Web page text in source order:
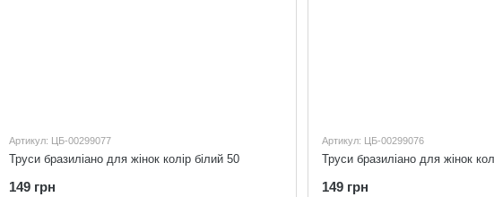
Артикул: ЦБ-00299077
Труси бразиліано для жінок колір білий 50
149 грн
Артикул: ЦБ-00299076
Труси бразиліано для жінок
149 грн